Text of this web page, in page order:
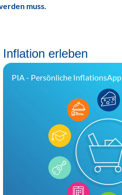
muss.
Inflation erleben
PIA - Persönliche InflationsApp